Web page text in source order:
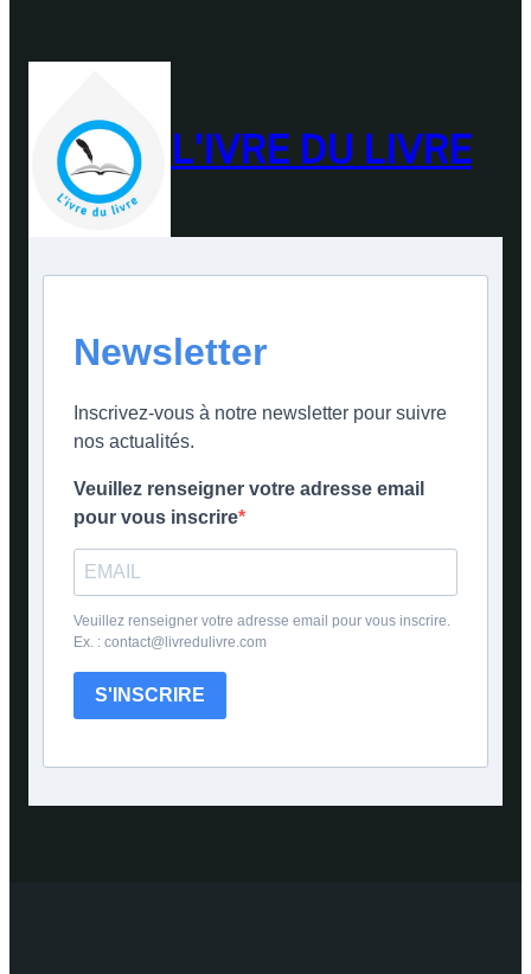
L'IVRE DU LIVRE
Newsletter
Inscrivez-vous à notre newsletter pour suivre
nos actualités.
Veuillez renseigner votre adresse email
pour vous inscrire
Veuillez renseigner votre adresse email pour vous inscrire.
Ex. : contact@livredulivre.com
S'INSCRIRE